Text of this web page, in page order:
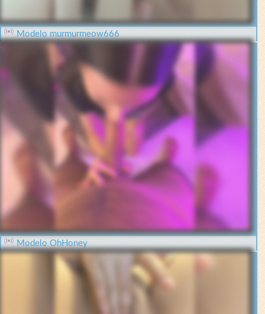
Modelo murmurmeow666
Modelo OhHoney